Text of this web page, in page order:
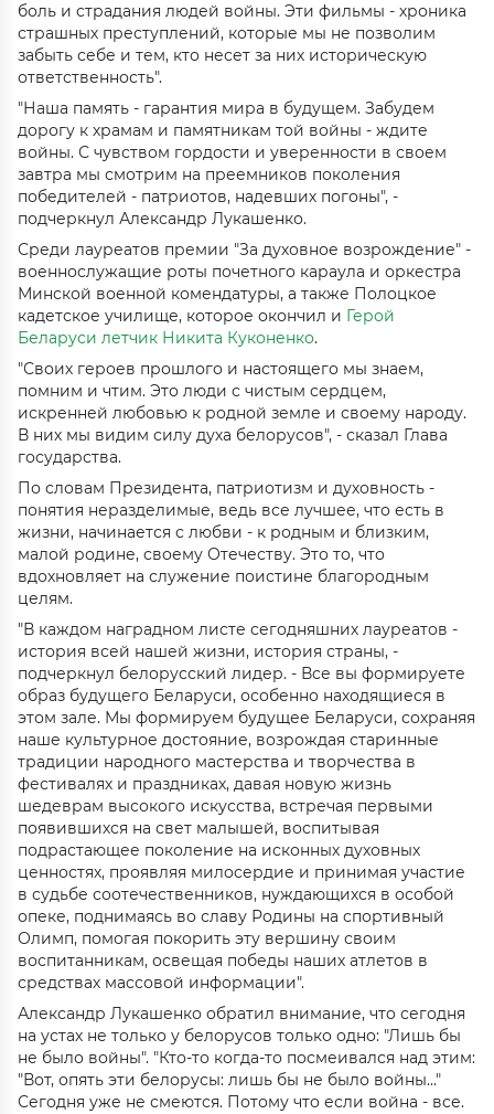
боль и страдания людей войны. Эти фильмы - хроника
страшных преступлений, которые мы не позволим
забыть себе и тем, кто несет за них историческую
ответственность".
"Наша память - гарантия мира в будущем. Забудем
дорогу к храмам и памятникам той войны - ждите
войны. С чувством гордости и уверенности в своем
завтра мы смотрим на преемников поколения
победителей - патриотов, надевших погоны", -
подчеркнул Александр Лукашенко.
Среди лауреатов премии "За духовное возрождение" -
военнослужащие роты почетного караула и оркестра
Минской военной комендатуры, а также Полоцкое
кадетское училище, которое окончил и Герой
Беларуси летчик Никита Куконенко.
"Своих героев прошлого и настоящего мы знаем,
помним и чтим. Это люди с чистым сердцем,
искренней любовью к родной земле и своему народу.
В них мы видим силу духа белорусов", - сказал Глава
государства.
По словам Президента, патриотизм и духовность -
понятия неразделимые, ведь все лучшее, что есть в
жизни, начинается с любви - к родным и близким,
малой родине, своему Отечеству. Это то, что
вдохновляет на служение поистине благородным
целям.
"В каждом наградном листе сегодняшних лауреатов -
история всей нашей жизни, история страны, -
подчеркнул белорусский лидер. - Все вы формируете
образ будущего Беларуси, особенно находящиеся в
этом зале. Мы формируем будущее Беларуси, сохраняя
наше культурное достояние, возрождая старинные
традиции народного мастерства и творчества в
фестивалях и праздниках, давая новую жизнь
шедеврам высокого искусства, встречая первыми
появившихся на свет малышей, воспитывая
подрастающее поколение на исконных духовных
ценностях, проявляя милосердие и принимая участие
в судьбе соотечественников, нуждающихся в особой
опеке, поднимаясь во славу Родины на спортивный
Олимп, помогая покорить эту вершину своим
воспитанникам, освещая победы наших атлетов в
средствах массовой информации".
Александр Лукашенко обратил внимание, что сегодня
на устах не только у белорусов только одно: "Лишь бы
не было войны". "Кто-то когда-то посмеивался над этим:
"Вот, опять эти белорусы: лишь бы не было войны…"
Сегодня уже не смеются. Потому что если война - все.